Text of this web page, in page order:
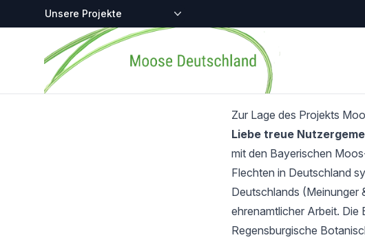
Zentralstellen-Projekte
Startseite
Zur Lage des Projekts
Liebe treue
mit den Bayerischen
Flechten in Deutschland
Deutschlands (Meinunger
ehrenamtlicher Arbeit. Die
Regensburgische